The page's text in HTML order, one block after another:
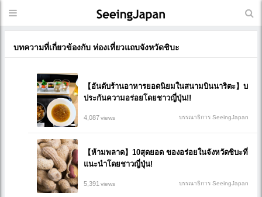
บทความที่เกี่ยวข้องกับ ท่องเที่ยวแถบจังหวัดชิบะ
【อันดับร้านอาหารยอดนิยมในสนามบินนาริตะ】บ
ประกันความอร่อยโดยชาวญี่ปุ่น!!
4,087views บรรณาธิการ SeeingJapan
【ห้ามพลาด】10สุดยอด ของอร่อยในจังหวัดชิบะที่
แนะนำโดยชาวญี่ปุ่น!
5,391 views บรรณาธิการ SeeingJapan